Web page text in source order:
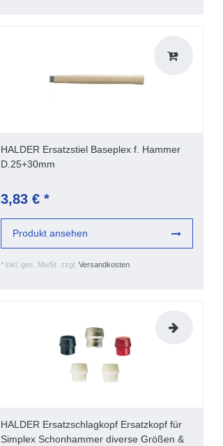
HALDER Ersatzstiel Baseplex f. Hammer
D.25+30mm
3,83 € *
* inkl. ges. MwSt. zzgl. Versandkosten
Produkt ansehen
HALDER Ersatzschlagkopf Ersatzkopf für
Simplex Schonhammer diverse Größen &